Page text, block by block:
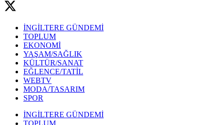
İNGİLTERE GÜNDEMİ
TOPLUM
EKONOMİ
YAŞAM/SAĞLIK
KÜLTÜR/SANAT
EĞLENCE/TATİL
WEBTV
MODA/TASARIM
SPOR
İNGİLTERE GÜNDEMİ
TOPLUM